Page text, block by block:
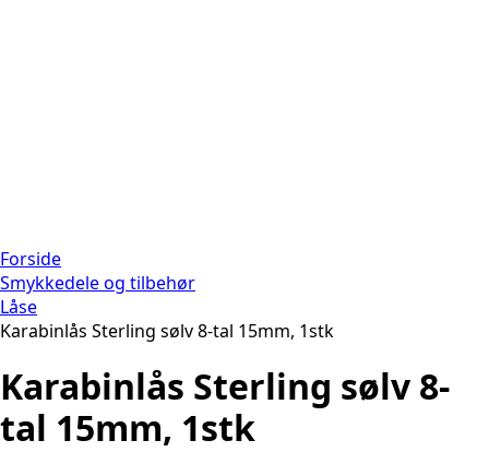
Forside
Smykkedele og tilbehør
Låse
Karabinlås Sterling sølv 8-tal 15mm, 1stk
Karabinlås Sterling sølv 8-
tal 15mm, 1stk